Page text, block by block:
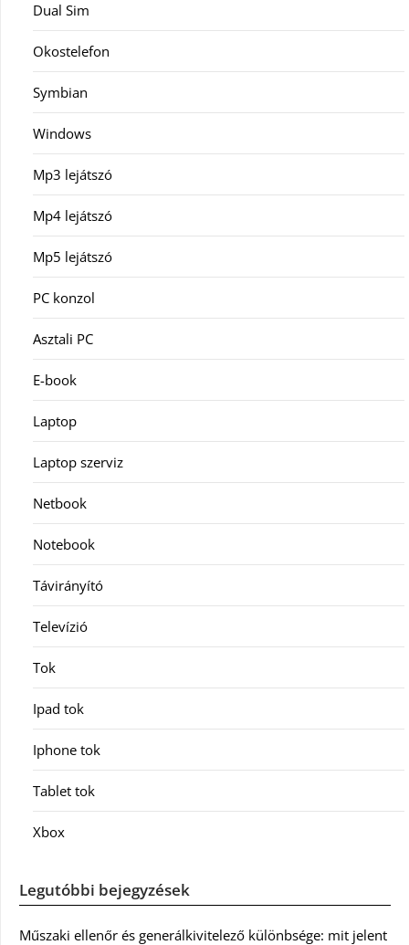
Dual Sim
Okostelefon
Symbian
Windows
Mp3 lejátszó
Mp4 lejátszó
Mp5 lejátszó
PC konzol
Asztali PC
E-book
Laptop
Laptop szerviz
Netbook
Notebook
Távirányító
Televízió
Tok
Ipad tok
Iphone tok
Tablet tok
Xbox
Legutóbbi bejegyzések
Műszaki ellenőr és generálkivitelező különbsége: mit jelent